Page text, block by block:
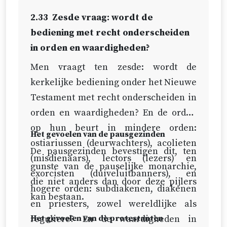
2.33 Zesde vraag: wordt de
bediening met recht onderscheiden
in orden en waardigheden?
Men vraagt ten zesde: wordt de
kerkelijke bediening onder het Nieuwe
Testament met recht onderscheiden in
orden en waardigheden? En de orden
op hun beurt in mindere orden:
ostiariussen (deurwachters), acolieten
(misdienaars), lectors (lezers) en
exorcisten (duiveluitbanners), en
hogere orden: subdiakenen, diakenen
en priesters, zowel wereldlijke als
reguliere? En de waardigheden in
Het gevoelen van de pausgezinden
De pausgezinden bevestigen dit, ten
gunste van de pauselijke monarchie,
die niet anders dan door deze pijlers
kan bestaan.
Het gevoelen van de protestanten